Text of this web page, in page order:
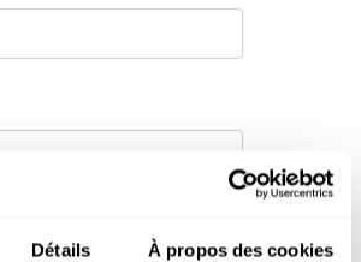
Détails À propos des cookies